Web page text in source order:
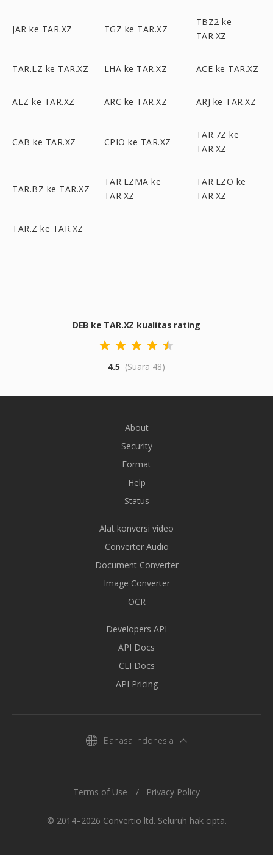
JAR ke TAR.XZ TGZ ke TAR.XZ
TBZ2 ke
TAR.XZ
TAR.LZ ke TAR.XZ LHA ke TAR.XZ ACE ke TAR.XZ
ALZ ke TAR.XZ ARC ke TAR.XZ ARJ ke TAR.XZ
CAB ke TAR.XZ CPIO ke TAR.XZ
TAR.7Z ke
TAR.XZ
TAR.BZ ke TAR.XZ
TAR.LZMA ke
TAR.XZ
TAR.LZO ke
TAR.XZ
TAR.Z ke TAR.XZ
DEB ke TAR.XZ kualitas rating
4.5 (Suara 48)
About
Security
Format
Help
Status
Alat konversi video
Converter Audio
Document Converter
Image Converter
OCR
Developers API
API Docs
CLI Docs
API Pricing
Bahasa Indonesia
© 2014–2026 Convertio ltd. Seluruh hak cipta.
Terms of Use Privacy Policy